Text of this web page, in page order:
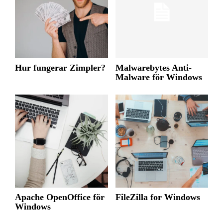
Hur fungerar Zimpler?
Malwarebytes Anti-
Malware för Windows
Apache OpenOffice för
Windows
FileZilla for Windows